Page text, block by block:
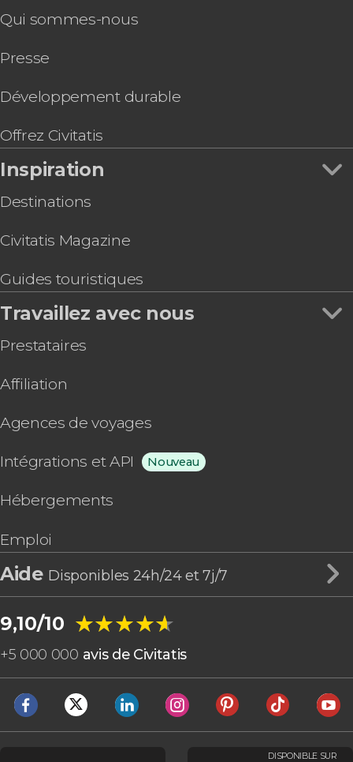
Qui sommes-nous
Presse
Développement durable
Offrez Civitatis
Inspiration
Destinations
Civitatis Magazine
Guides touristiques
Travaillez avec nous
Prestataires
Affiliation
Agences de voyages
Intégrations et API Nouveau
Hébergements
Emploi
Aide Disponibles 24h/24 et 7j/7
9,10/10 ★★★★★
★★★★★
+5 000 000 avis de Civitatis
DISPONIBLE SUR